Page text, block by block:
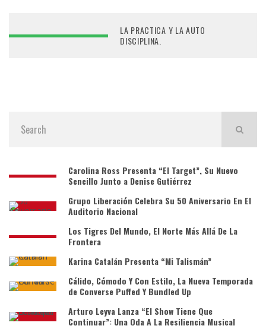
LA PRACTICA Y LA AUTO
DISCIPLINA.
Carolina Ross Presenta “El Target”, Su Nuevo
Sencillo Junto a Denise Gutiérrez
Grupo Liberación Celebra Su 50 Aniversario En El
Auditorio Nacional
Los Tigres Del Mundo, El Norte Más Allá De La
Frontera
Karina Catalán Presenta “Mi Talismán”
Cálido, Cómodo Y Con Estilo, La Nueva Temporada
de Converse Puffed Y Bundled Up
Arturo Leyva Lanza “El Show Tiene Que
Continuar”: Una Oda A La Resiliencia Musical